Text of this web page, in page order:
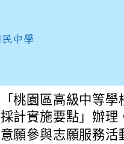
寒假本府
桃園區高級中等
計實施要點」辦理
願參與志願服務